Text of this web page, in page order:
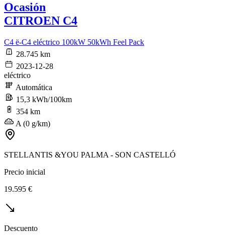
Ocasión
CITROEN C4
C4 ë-C4 eléctrico 100kW 50kWh Feel Pack
28.745 km
2023-12-28
eléctrico
Automática
15,3 kWh/100km
354 km
A (0 g/km)
STELLANTIS &YOU PALMA - SON CASTELLÓ
Precio inicial
19.595 €
Descuento